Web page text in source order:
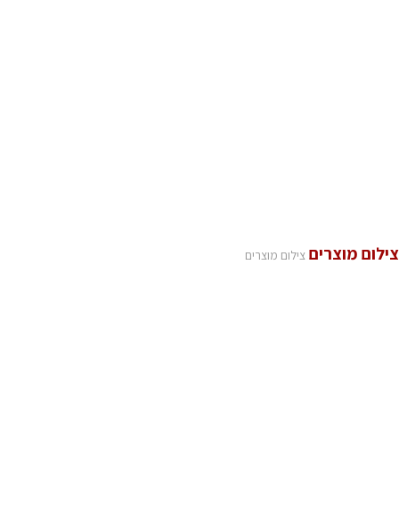
צילום מוצרים צילום מוצרים